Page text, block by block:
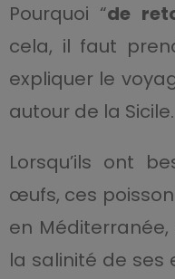
Pourquoi “de
cela, il faut
expliquer le
autour de la Sicile.
Lorsqu’ils ont
œufs, ces
en
la salinité de ses